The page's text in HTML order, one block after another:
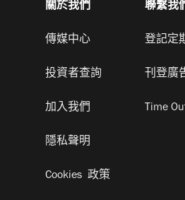
關於我們
傳媒中心
投資者查詢
加入我們
隱私聲明
Cookies 政策
聯繫我
登記定
刊登廣
Time